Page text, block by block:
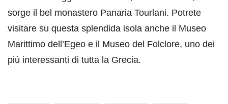
sorge il bel monastero Panaria Tourlani. Potrete
visitare su questa splendida isola anche il Museo
Marittimo dell’Egeo e il Museo del Folclore, uno dei
più interessanti di tutta la Grecia.